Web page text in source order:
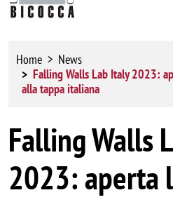
Home
News
Falling Walls Lab Italy 2023:
alla tappa italiana
Falling Walls
2023: aperta